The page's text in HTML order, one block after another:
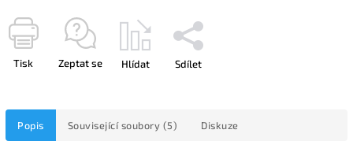
Tisk Zeptat se Hlídat Sdílet
Popis Související soubory (5) Diskuze